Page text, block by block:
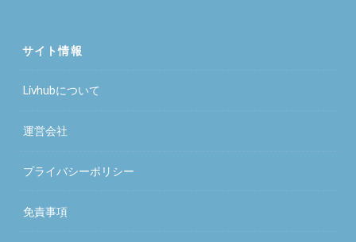
サイト情報
Livhubについて
運営会社
プライバシーポリシー
免責事項